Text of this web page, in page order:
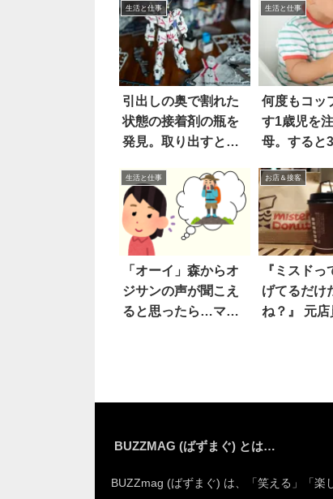
生活と仕事
引出しの奥で割れた
状態の接着剤の瓶を
発見。取り出すと…
生活と仕事
何度もコッ
す1歳児を
母。すると
生活と仕事
「オーイ」森からオ
ジサンの声が聞こえ
ると思ったら…マジ
お店＆接客
『ミスドっ
げてるだけ
ね？』 元
BUZZMAG (ばずまぐ) とは…
BUZZmag (ばずまぐ) は、「笑える」「楽